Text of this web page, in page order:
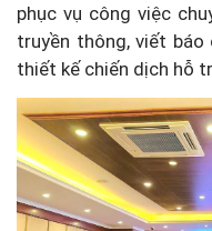
phục vụ công việc
truyền thông, viết báo
thiết kế chiến dịch hỗ